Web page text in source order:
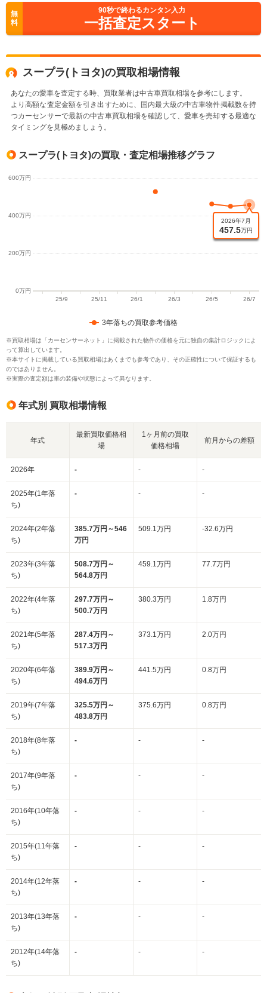
無
料
90秒で終わるカンタン入力
一括査定スタート
スープラ(トヨタ)の買取相場情報
あなたの愛車を査定する時、買取業者は中古車買取相場を参考にします。
より高額な査定金額を引き出すために、国内最大級の中古車物件掲載数を持
つカーセンサーで最新の中古車買取相場を確認して、愛車を売却する最適な
タイミングを見極めましょう。
スープラ(トヨタ)の買取・査定相場推移グラフ
3年落ちの買取参考価格
※買取相場は「カーセンサーネット」に掲載された物件の価格を元に独自の集計ロジックによ
って算出しています。
※本サイトに掲載している買取相場はあくまでも参考であり、その正確性について保証するも
のではありません。
※実際の査定額は車の装備や状態によって異なります。
年式別 買取相場情報
年式
最新買取価格相
場
1ヶ月前の買取
価格相場
前月からの差額
2026年 - - -
2025年(1年落
ち)
- - -
2024年(2年落
ち)
385.7万円～546
万円
509.1万円 -32.6万円
2023年(3年落
ち)
508.7万円～
564.8万円
459.1万円 77.7万円
2022年(4年落
ち)
297.7万円～
500.7万円
380.3万円 1.8万円
2021年(5年落
ち)
287.4万円～
517.3万円
373.1万円 2.0万円
2020年(6年落
ち)
389.9万円～
494.6万円
441.5万円 0.8万円
2019年(7年落
ち)
325.5万円～
483.8万円
375.6万円 0.8万円
2018年(8年落
ち)
- - -
2017年(9年落
ち)
- - -
2016年(10年落
ち)
- - -
2015年(11年落
ち)
- - -
2014年(12年落
ち)
- - -
2013年(13年落
ち)
- - -
2012年(14年落
ち)
- - -